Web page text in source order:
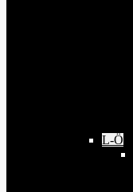
L-Ö